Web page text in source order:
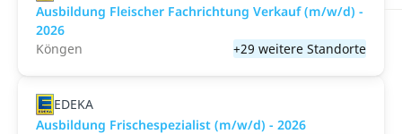
Ausbildung Fleischer Fachrichtung Verkauf (m/w/d) -
2026
Köngen
+29 weitere Standorte
EDEKA
Ausbildung Frischespezialist (m/w/d) - 2026